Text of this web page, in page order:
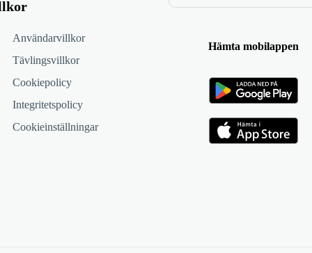
Användarvillkor
Tävlingsvillkor
Cookiepolicy
Integritetspolicy
Cookieinställningar
Hämta mobilappen